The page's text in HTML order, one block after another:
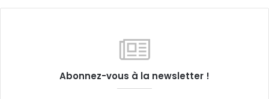
Abonnez-vous à la newsletter !